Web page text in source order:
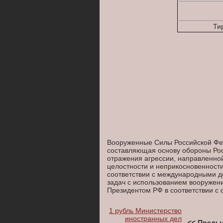
Вооруженные Силы Российской
составляющая основу обороны
отражения агрессии,
целостности и
соответствии с
задач с использованием
Президентом РФ в соответствии
1 рубль Министерство
иностранных дел